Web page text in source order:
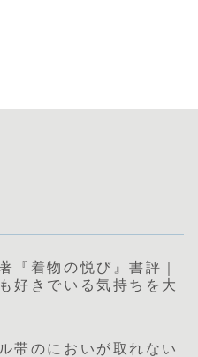
『着物の悦び』書評｜
好きでいる気持ちを大
帯のにおいが取れない